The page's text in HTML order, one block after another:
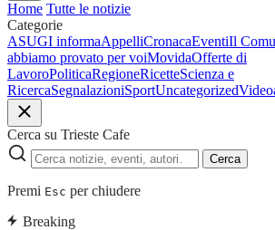
Home Tutte le notizie
Categorie
ASUGI informaAppelliCronacaEventiIl
abbiamo provato per voiMovidaOfferte di
LavoroPoliticaRegioneRicetteScienza e
RicercaSegnalazioniSportUncategorizedVideo
Cerca su Trieste Cafe
Cerca
Premi Esc per chiudere
Breaking